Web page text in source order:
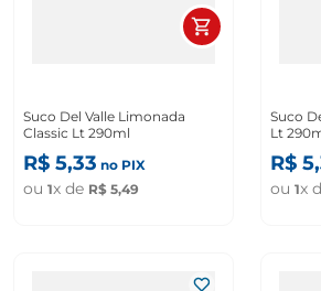
Suco Del Valle Limonada
Classic Lt 290ml
R$ 5,33 no PIX
ou 1x de R$ 5,49
Suco
Lt
R$ 5,
ou 1x